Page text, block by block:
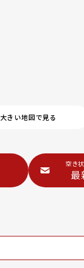
大きい地図で見る
空き
最